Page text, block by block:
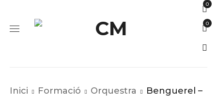
0
0
Inici Formació Orquestra
Benguerel –